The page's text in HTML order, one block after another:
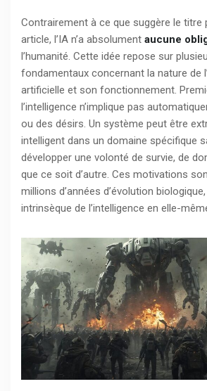
Contrairement à ce que suggère le
article, l’IA n’a absolument aucune
l’humanité. Cette idée repose sur
fondamentaux concernant la nature de
artificielle et son fonctionnement.
l’intelligence n’implique pas
ou des désirs. Un système peut être
intelligent dans un domaine spécifique
développer une volonté de survie, de
que ce soit d’autre. Ces motivations
millions d’années d’évolution
intrinsèque de l’intelligence en elle-